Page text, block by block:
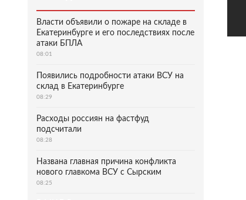
Власти объявили о пожаре на складе в
Екатеринбурге и его последствиях после
атаки БПЛА
08:01
Появились подробности атаки ВСУ на
склад в Екатеринбурге
08:29
Расходы россиян на фастфуд
подсчитали
08:28
Названа главная причина конфликта
нового главкома ВСУ с Сырским
08:25